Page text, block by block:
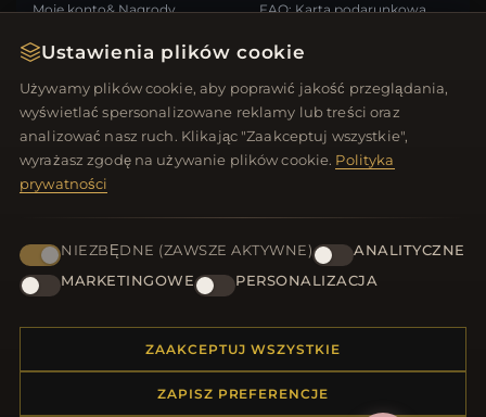
Ustawienia plików cookie
Używamy plików cookie, aby poprawić jakość przeglądania,
wyświetlać spersonalizowane reklamy lub treści oraz
analizować nasz ruch. Klikając "Zaakceptuj wszystkie",
wyrażasz zgodę na używanie plików cookie. Polityka
prywatności
NIEZBĘDNE (ZAWSZE AKTYWNE)
ANALITYCZNE
MARKETINGOWE
PERSONALIZACJA
ZAAKCEPTUJ WSZYSTKIE
ZAPISZ PREFERENCJE
Moje konto& Nagrody
FAQ: Karta podarunkowa
Wypisz się z newslettera
SZYBKIE LINKI
Nowe produkty
Oferty specjalne
Recenzje
Zaloguj się
ŚLEDŹ NAS